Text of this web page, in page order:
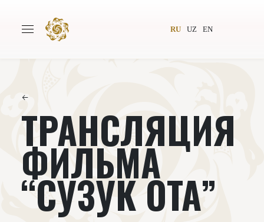
RU UZ EN
Всемирное общество
Издательство Новости
Проекты Подкасты
Книги Видеолекторий
←
ТРАНСЛЯЦИЯ
ФИЛЬМА
“СУЗУК ОТА”